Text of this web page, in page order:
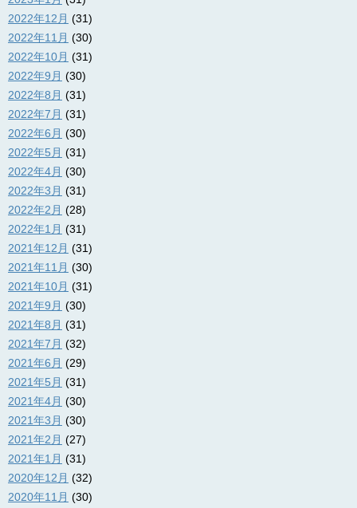
2022年12月 (31)
2022年11月 (30)
2022年10月 (31)
2022年9月 (30)
2022年8月 (31)
2022年7月 (31)
2022年6月 (30)
2022年5月 (31)
2022年4月 (30)
2022年3月 (31)
2022年2月 (28)
2022年1月 (31)
2021年12月 (31)
2021年11月 (30)
2021年10月 (31)
2021年9月 (30)
2021年8月 (31)
2021年7月 (32)
2021年6月 (29)
2021年5月 (31)
2021年4月 (30)
2021年3月 (30)
2021年2月 (27)
2021年1月 (31)
2020年12月 (32)
2020年11月 (30)